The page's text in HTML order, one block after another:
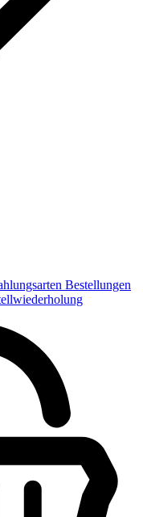
Bestellungen